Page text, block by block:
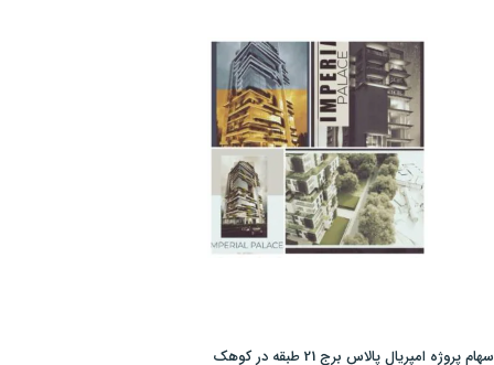
سهام پروژه امپریال پالاس برج 21 طبقه در کوهک